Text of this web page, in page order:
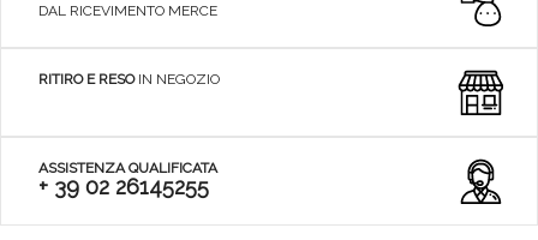
DAL RICEVIMENTO MERCE
RITIRO E RESOIN NEGOZIO
ASSISTENZA QUALIFICATA
+ 39 02 26145255